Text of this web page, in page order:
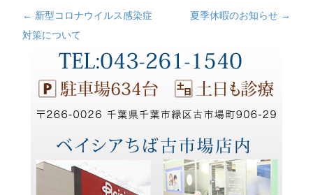
投
稿
ビ
ゲ
ー
ン
← 新型コロナウイルス感染症
対策について
夏季休暇のお知らせ →